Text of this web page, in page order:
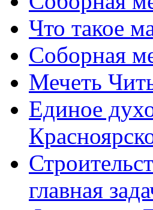
Что такое
Соборная
Мечеть
Единое
главная